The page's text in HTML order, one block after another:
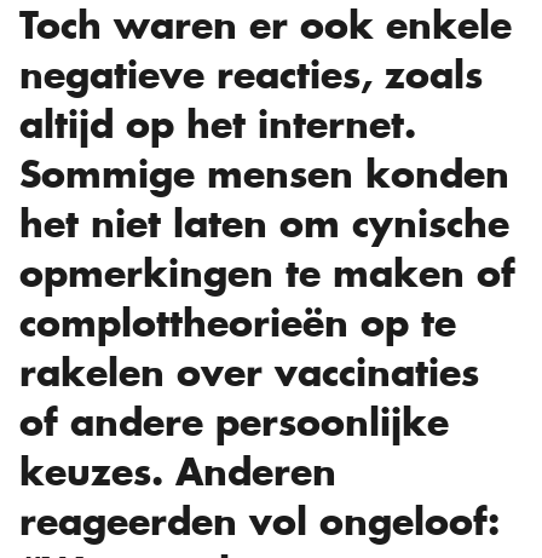
Toch waren er ook enkele
negatieve reacties, zoals
altijd op het internet.
Sommige mensen konden
het niet laten om cynische
opmerkingen te maken of
complottheorieën op te
rakelen over vaccinaties
of andere persoonlijke
keuzes. Anderen
reageerden vol ongeloof: